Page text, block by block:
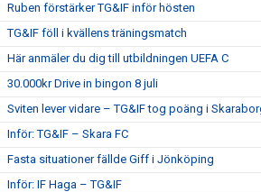
Ruben förstärker TG&IF inför hösten
TG&IF föll i kvällens träningsmatch
Här anmäler du dig till utbildningen UEFA C
30.000kr Drive in bingon 8 juli
Sviten lever vidare – TG&IF tog poäng i
Inför: TG&IF – Skara FC
Fasta situationer fällde Giff i Jönköping
Inför: IF Haga – TG&IF